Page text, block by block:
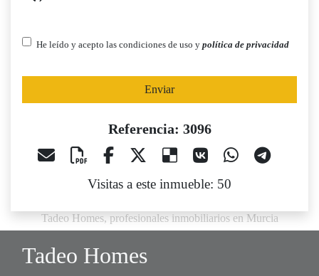
He leído y acepto las condiciones de uso y política de privacidad
Enviar
Referencia: 3096
Visitas a este inmueble: 50
Tadeo Homes, profesionales inmobiliarios en Murcia
Tadeo Homes